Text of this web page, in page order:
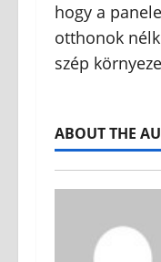
hogy a
otthonok
szép
ABOUT THE